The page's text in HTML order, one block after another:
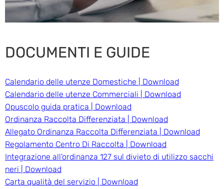
DOCUMENTI E GUIDE
Calendario delle utenze Domestiche | Download
Calendario delle utenze Commerciali | Download
Opuscolo guida pratica | Download
Ordinanza Raccolta Differenziata | Download
Allegato Ordinanza Raccolta Differenziata | Download
Regolamento Centro Di Raccolta | Download
Integrazione all'ordinanza 127 sul divieto di utilizzo sacchi
neri | Download
Carta qualità del servizio | Download